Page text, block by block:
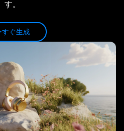
す。
すぐ生成